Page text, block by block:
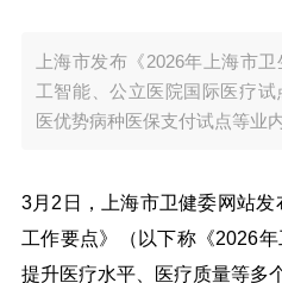
上海市发布《2026年上海市
工智能、公立医院国际医疗
医优势病种医保支付试点等业
3月2日，上海市卫健委网站
工作要点》（以下称《2026
提升医疗水平、医疗质量等多